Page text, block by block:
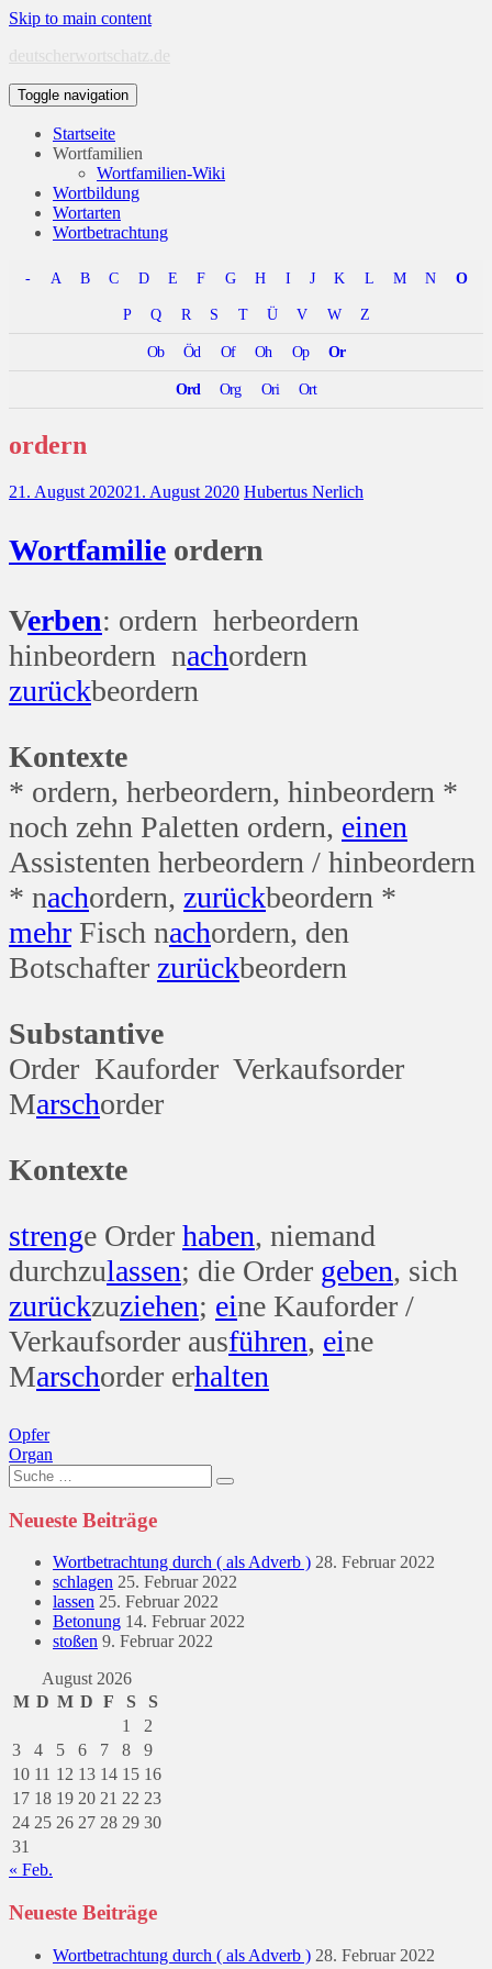
Skip to main content
deutscherwortschatz.de
Toggle navigation
Startseite
Wortfamilien
Wortfamilien-Wiki
Wortbildung
Wortarten
Wortbetrachtung
- A B C D E F G H I J K L M N O
P Q R S T Ü V W Z
Ob Öd Of Oh Op Or
Ord Org Ori Ort
ordern
21. August 202021. August 2020 Hubertus Nerlich
Wortfamilie ordern
Verben: ordern herbeordern
hinbeordern nachordern
zurückbeordern
Kontexte
* ordern, herbeordern, hinbeordern *
noch zehn Paletten ordern, einen
Assistenten herbeordern / hinbeordern
* nachordern, zurückbeordern *
mehr Fisch nachordern, den
Botschafter zurückbeordern
Substantive
Order Kauforder Verkaufsorder
Marschorder
Kontexte
strenge Order haben, niemand
durchzulassen; die Order geben, sich
zurückzuziehen; eine Kauforder /
Verkaufsorder ausführen, eine
Marschorder erhalten
Beitragsnavigation
Opfer
Organ
Suche
nach:
Neueste Beiträge
Wortbetrachtung durch ( als Adverb ) 28. Februar 2022
schlagen 25. Februar 2022
lassen 25. Februar 2022
Betonung 14. Februar 2022
stoßen 9. Februar 2022
August 2026
M D M D F S
S
1
2
3
4 5 6 7 8
9
10 11 12 13 14 15 16
17 18 19 20 21 22 23
24 25 26 27 28 29 30
31
« Feb.
Neueste Beiträge
Wortbetrachtung durch ( als Adverb ) 28. Februar 2022